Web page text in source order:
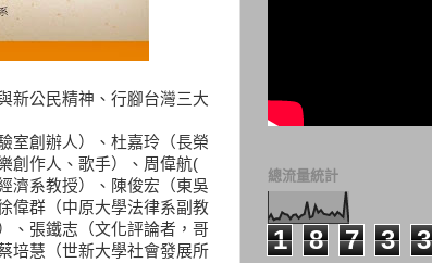
新公民精神、行腳台灣三大
室創辦人）、杜嘉玲（長榮
創作人、歌手）、周偉航(
濟系教授）、陳俊宏（東吳
偉群（中原大學法律系副教
、張鐵志（文化評論者，哥
培慧（世新大學社會發展所
總流量統計
1 8 7 3 3